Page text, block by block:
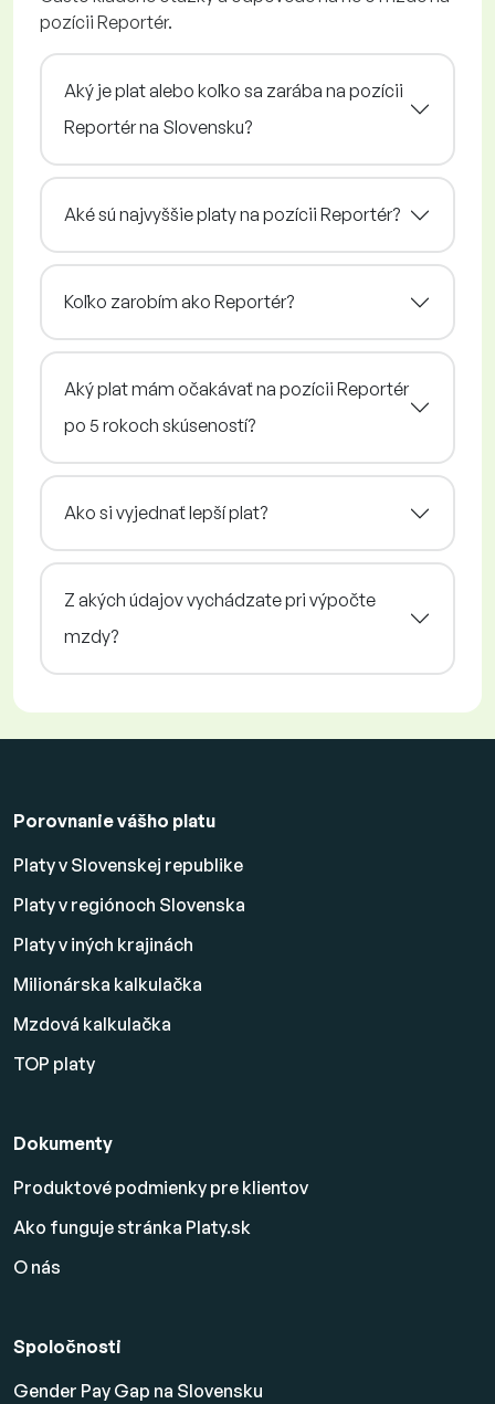
pozícii Reportér.
Aký je plat alebo koľko sa zarába na pozícii
Reportér na Slovensku?
Aké sú najvyššie platy na pozícii Reportér?
Koľko zarobím ako Reportér?
Aký plat mám očakávať na pozícii Reportér
po 5 rokoch skúseností?
Ako si vyjednať lepší plat?
Z akých údajov vychádzate pri výpočte
mzdy?
Porovnanie vášho platu
Platy v Slovenskej republike
Platy v regiónoch Slovenska
Platy v iných krajinách
Milionárska kalkulačka
Mzdová kalkulačka
TOP platy
Dokumenty
Produktové podmienky pre klientov
Ako funguje stránka Platy.sk
O nás
Spoločnosti
Gender Pay Gap na Slovensku